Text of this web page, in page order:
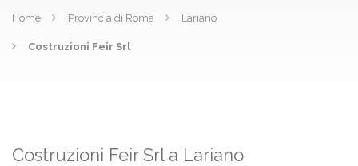
Home Provincia di Roma Lariano
Costruzioni Feir Srl
Costruzioni Feir Srl a Lariano